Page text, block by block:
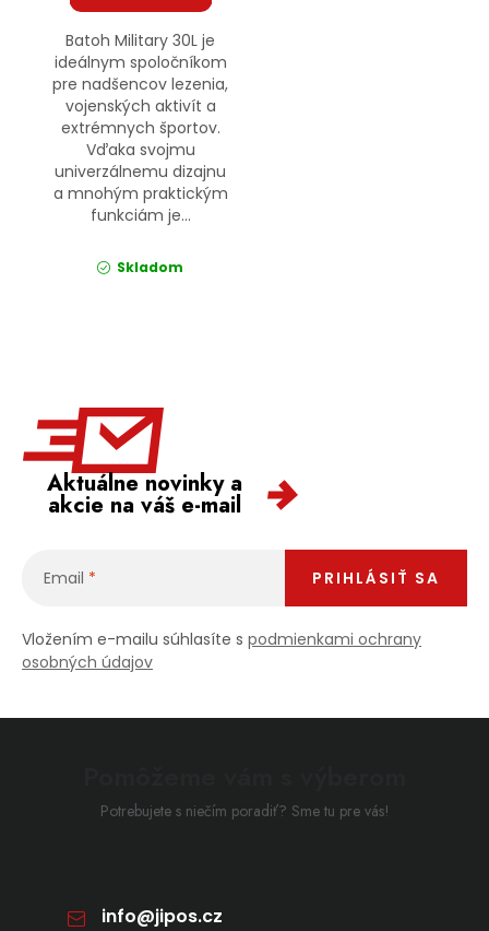
Batoh Military 30L je
ideálnym spoločníkom
pre nadšencov lezenia,
vojenských aktivít a
extrémnych športov.
Vďaka svojmu
univerzálnemu dizajnu
a mnohým praktickým
funkciám je...
Skladom
Aktuálne novinky a
akcie na váš e-mail
Email
Vložením e-mailu súhlasíte s podmienkami ochrany
osobných údajov
PRIHLÁSIŤ SA
Potrebujete s niečím poradiť? Sme tu pre vás!
info@jipos.cz